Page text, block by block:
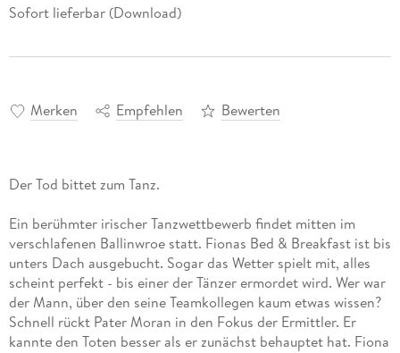
Sofort lieferbar (Download)
Merken Empfehlen Bewerten
Der Tod bittet zum Tanz.
Ein berühmter irischer Tanzwettbewerb findet mitten im
verschlafenen Ballinwroe statt. Fionas Bed & Breakfast ist bis
unters Dach ausgebucht. Sogar das Wetter spielt mit, alles
scheint perfekt - bis einer der Tänzer ermordet wird. Wer war
der Mann, über den seine Teamkollegen kaum etwas wissen?
Schnell rückt Pater Moran in den Fokus der Ermittler. Er
kannte den Toten besser als er zunächst behauptet hat. Fiona